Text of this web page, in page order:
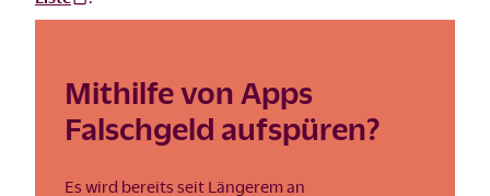
Mithilfe von Apps
Falschgeld aufspüren?
Es wird bereits seit Längerem an